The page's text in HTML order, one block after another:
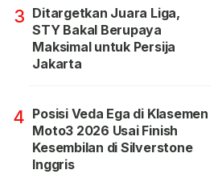
3 Ditargetkan Juara Liga,
STY Bakal Berupaya
Maksimal untuk Persija
Jakarta
4 Posisi Veda Ega di Klasemen
Moto3 2026 Usai Finish
Kesembilan di Silverstone
Inggris